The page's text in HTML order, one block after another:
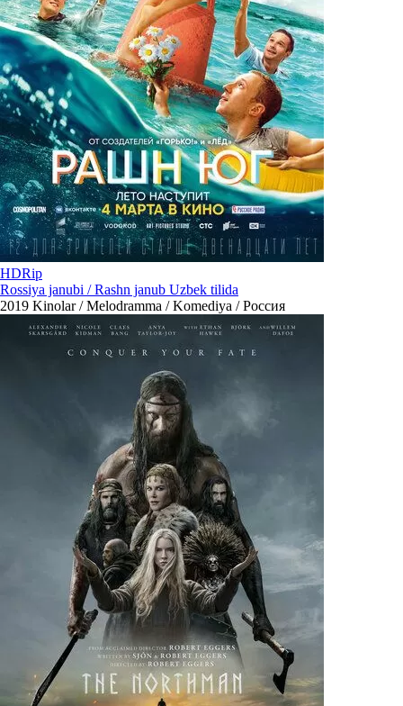
HDRip
Rossiya janubi / Rashn janub Uzbek tilida
2019 Kinolar / Melodramma / Komediya / Россия